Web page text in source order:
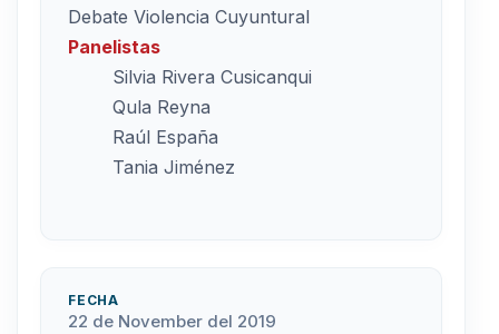
Debate Violencia Cuyuntural
Panelistas
Silvia Rivera Cusicanqui
Qula Reyna
Raúl España
Tania Jiménez
FECHA
22 de November del 2019